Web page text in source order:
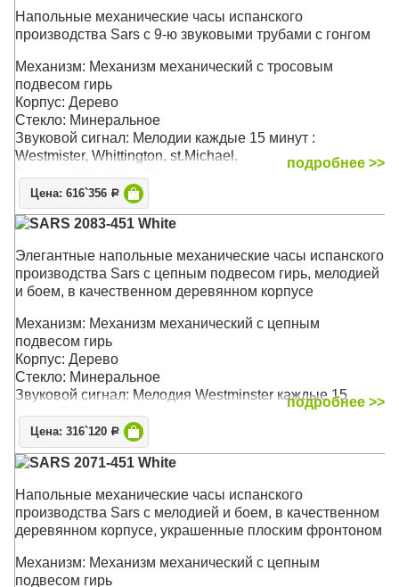
Напольные механические часы испанского
производства Sars с 9-ю звуковыми трубами с гонгом
Механизм: Механизм механический с тросовым
подвесом гирь
Корпус: Дерево
Стекло: Минеральное
Звуковой сигнал: Мелодии каждые 15 минут :
Westmister, Whittington, st.Michael.
подробнее >>
Цена: 616`356 Р
SARS 2083-451 White
Элегантные напольные механические часы испанского
производства Sars с цепным подвесом гирь, мелодией
и боем, в качественном деревянном корпусе
Механизм: Механизм механический с цепным
подвесом гирь
Корпус: Дерево
Стекло: Минеральное
Звуковой сигнал: Мелодия Westminster каждые 15
минут. Бой каждый час
Размер: 195 х 49 х 25 см
подробнее >>
Цена: 316`120 Р
SARS 2071-451 White
Напольные механические часы испанского
производства Sars с мелодией и боем, в качественном
деревянном корпусе, украшенные плоским фронтоном
Механизм: Механизм механический с цепным
подвесом гирь